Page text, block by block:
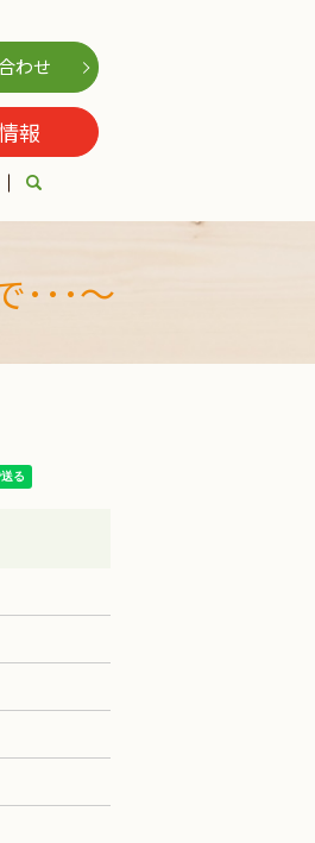
わせ
報
search
･･･～